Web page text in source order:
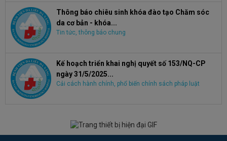
Thông báo chiêu sinh khóa đào tạo Chăm sóc
da cơ bản - khóa...
Tin tức, thông báo chung
Kế hoạch triển khai nghị quyết số 153/NQ-CP
ngày 31/5/2025...
Cải cách hành chính, phổ biến chính sách pháp luật